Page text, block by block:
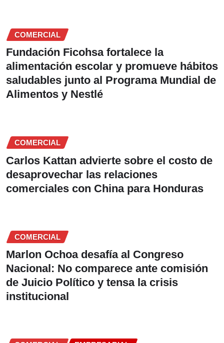
COMERCIAL
Fundación Ficohsa fortalece la
alimentación escolar y promueve hábitos
saludables junto al Programa Mundial de
Alimentos y Nestlé
COMERCIAL
Carlos Kattan advierte sobre el costo de
desaprovechar las relaciones
comerciales con China para Honduras
COMERCIAL
Marlon Ochoa desafía al Congreso
Nacional: No comparece ante comisión
de Juicio Político y tensa la crisis
institucional